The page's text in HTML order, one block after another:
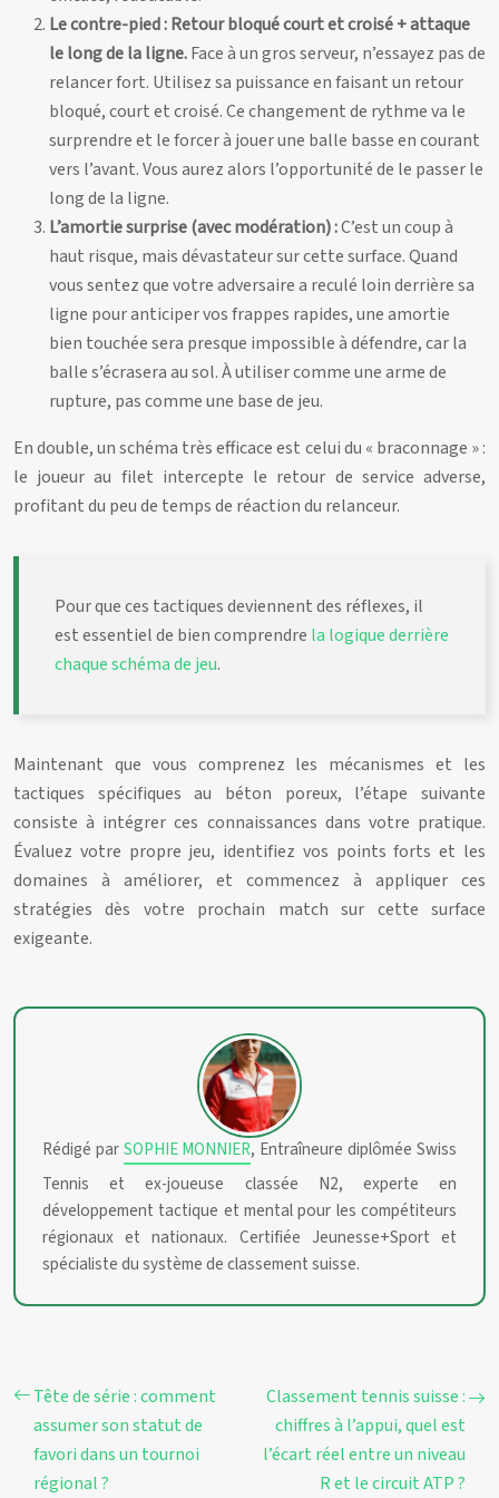
Le contre-pied : Retour bloqué court et croisé + attaque
le long de la ligne.Face à un gros serveur, n’essayez pas de
relancer fort. Utilisez sa puissance en faisant un retour
bloqué, court et croisé. Ce changement de rythme va le
surprendre et le forcer à jouer une balle basse en courant
vers l’avant. Vous aurez alors l’opportunité de le passer le
long de la ligne.
L’amortie surprise (avec modération) :C’est un coup à
haut risque, mais dévastateur sur cette surface. Quand
vous sentez que votre adversaire a reculé loin derrière sa
ligne pour anticiper vos frappes rapides, une amortie
bien touchée sera presque impossible à défendre, car la
balle s’écrasera au sol. À utiliser comme une arme de
rupture, pas comme une base de jeu.
En double, un schéma très efficace est celui du « braconnage » :
le joueur au filet intercepte le retour de service adverse,
profitant du peu de temps de réaction du relanceur.
Pour que ces tactiques deviennent des réflexes, il
est essentiel de bien comprendre la logique derrière
chaque schéma de jeu.
Maintenant que vous comprenez les mécanismes et les
tactiques spécifiques au béton poreux, l’étape suivante
consiste à intégrer ces connaissances dans votre pratique.
Évaluez votre propre jeu, identifiez vos points forts et les
domaines à améliorer, et commencez à appliquer ces
stratégies dès votre prochain match sur cette surface
exigeante.
Rédigé parSOPHIE MONNIER, Entraîneure diplômée Swiss
Tennis et ex-joueuse classée N2, experte en
développement tactique et mental pour les compétiteurs
régionaux et nationaux. Certifiée Jeunesse+Sport et
spécialiste du système de classement suisse.
Tête de série : comment
assumer son statut de
favori dans un tournoi
régional ?
Classement tennis suisse :
chiffres à l’appui, quel est
l’écart réel entre un niveau
R et le circuit ATP ?